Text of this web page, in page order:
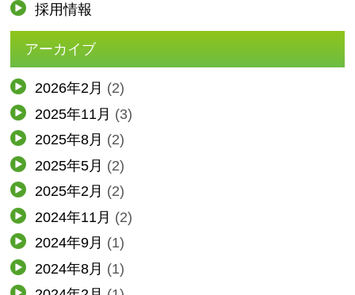
採用情報
アーカイブ
2026年2月 (2)
2025年11月 (3)
2025年8月 (2)
2025年5月 (2)
2025年2月 (2)
2024年11月 (2)
2024年9月 (1)
2024年8月 (1)